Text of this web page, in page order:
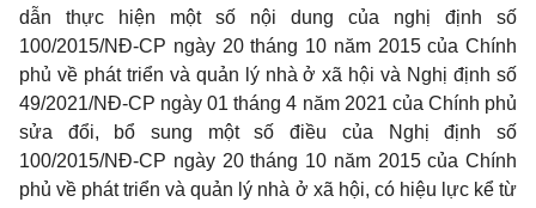
dẫn thực hiện một số nội dung của nghị định số
100/2015/NĐ-CP ngày 20 tháng 10 năm 2015 của Chính
phủ về phát triển và quản lý nhà ở xã hội và Nghị định số
49/2021/NĐ-CP ngày 01 tháng 4 năm 2021 của Chính phủ
sửa đổi, bổ sung một số điều của Nghị định số
100/2015/NĐ-CP ngày 20 tháng 10 năm 2015 của Chính
phủ về phát triển và quản lý nhà ở xã hội, có hiệu lực kể từ